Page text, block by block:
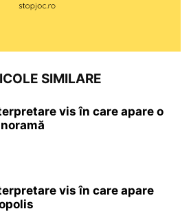
SIMILARE
vis în care apare o
vis în care apare